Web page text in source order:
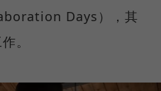
Days），其
。